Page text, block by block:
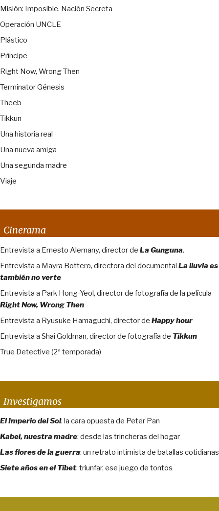
Misión: Imposible. Nación Secreta
Operación UNCLE
Plástico
Príncipe
Right Now, Wrong Then
Terminator Génesis
Theeb
Tikkun
Una historia real
Una nueva amiga
Una segunda madre
Viaje
Cinerama
Entrevista a Ernesto Alemany, director de La Gunguna.
Entrevista a Mayra Bottero, directora del documental La lluvia es
también no verte
Entrevista a Park Hong-Yeol, director de fotografía de la película
Right Now, Wrong Then
Entrevista a Ryusuke Hamaguchi, director de Happy hour
Entrevista a Shai Goldman, director de fotografía de Tikkun
True Detective (2ª temporada)
Investigamos
El Imperio del Sol: la cara opuesta de Peter Pan
Kabei, nuestra madre: desde las trincheras del hogar
Las flores de la guerra: un retrato intimista de batallas cotidianas
Siete años en el Tíbet: triunfar, ese juego de tontos